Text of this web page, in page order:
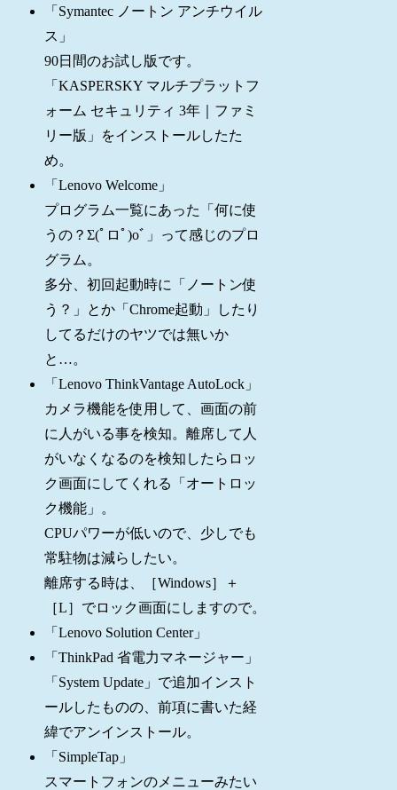
「Symantec ノートン アンチウイル
ス」
90日間のお試し版です。
「KASPERSKY マルチプラットフ
ォーム セキュリティ 3年｜ファミ
リー版」をインストールしたた
め。
「Lenovo Welcome」
プログラム一覧にあった「何に使
うの？Σ(ﾟロﾟ)oﾞ」って感じのプロ
グラム。
多分、初回起動時に「ノートン使
う？」とか「Chrome起動」したり
してるだけのヤツでは無いか
と…。
「Lenovo ThinkVantage AutoLock」
カメラ機能を使用して、画面の前
に人がいる事を検知。離席して人
がいなくなるのを検知したらロッ
ク画面にしてくれる「オートロッ
ク機能」。
CPUパワーが低いので、少しでも
常駐物は減らしたい。
離席する時は、［Windows］＋
［L］でロック画面にしますので。
「Lenovo Solution Center」
「ThinkPad 省電力マネージャー」
「System Update」で追加インスト
ールしたものの、前項に書いた経
緯でアンインストール。
「SimpleTap」
スマートフォンのメニューみたい